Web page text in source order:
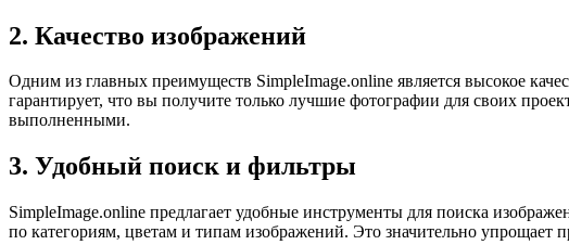
2. Качество изображений
Одним из главных преимуществ SimpleImage.online является высокое
гарантирует, что вы получите только лучшие фотографии для своих
выполненными.
3. Удобный поиск и фильтры
SimpleImage.online предлагает удобные инструменты для поиска
по категориям, цветам и типам изображений. Это значительно упрощает